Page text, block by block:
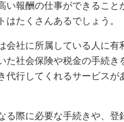
い報酬の仕事ができるこ
はたくさんあるでしょう。
会社に所属している人に
た社会保険や税金の手続き
代行してくれるサービス
る際に必要な手続きや、登